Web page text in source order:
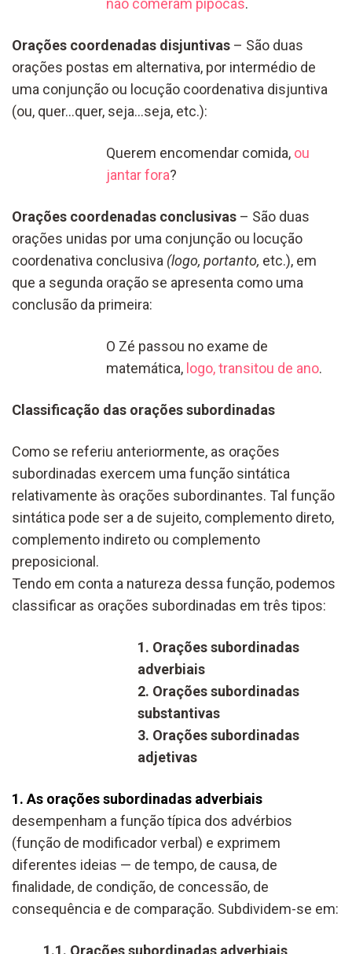
não comeram pipocas.
Orações coordenadas disjuntivas – São duas
orações postas em alternativa, por intermédio de
uma conjunção ou locução coordenativa disjuntiva
(ou, quer…quer, seja…seja, etc.):
Querem encomendar comida, ou
jantar fora?
Orações coordenadas conclusivas – São duas
orações unidas por uma conjunção ou locução
coordenativa conclusiva (logo, portanto, etc.), em
que a segunda oração se apresenta como uma
conclusão da primeira:
O Zé passou no exame de
matemática, logo, transitou de ano.
Classificação das orações subordinadas
Como se referiu anteriormente, as orações
subordinadas exercem uma função sintática
relativamente às orações subordinantes. Tal função
sintática pode ser a de sujeito, complemento direto,
complemento indireto ou complemento
preposicional.
Tendo em conta a natureza dessa função, podemos
classificar as orações subordinadas em três tipos:
1. Orações subordinadas
adverbiais
2. Orações subordinadas
substantivas
3. Orações subordinadas
adjetivas
1. As orações subordinadas adverbiais
desempenham a função típica dos advérbios
(função de modificador verbal) e exprimem
diferentes ideias — de tempo, de causa, de
finalidade, de condição, de concessão, de
consequência e de comparação. Subdividem-se em: